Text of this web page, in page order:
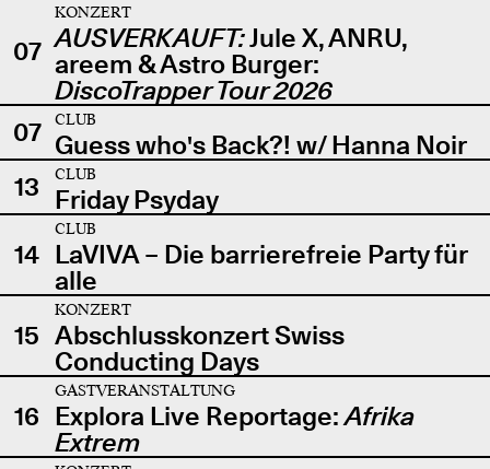
07
KONZERT
AUSVERKAUFT:Jule X, ANRU,
areem & Astro Burger:
DiscoTrapper Tour 2026
07
CLUB
Guess who's Back?! w/ Hanna Noir
13
CLUB
Friday Psyday
14
CLUB
LaVIVA – Die barrierefreie Party für
alle
15
KONZERT
Abschlusskonzert Swiss
Conducting Days
16
GASTVERANSTALTUNG
Explora Live Reportage:Afrika
Extrem